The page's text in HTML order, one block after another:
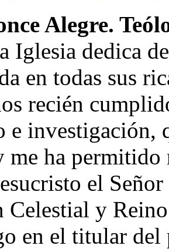
Alegre.
Iglesia dedica
en todas sus
recién
e investigación,
ha permitido
el
Celestial y
en el titular del